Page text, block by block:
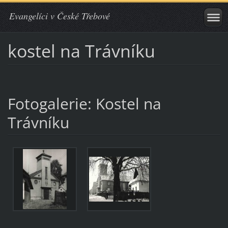
Evangelíci v České Třebové
kostel na Trávníku
Fotogalerie: Kostel na
Trávníku